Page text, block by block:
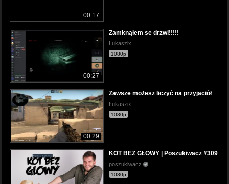
00:17
00:27
Zamknąłem se drzwi!!!!!
Łukaszix
1080p
00:29
Zawsze możesz liczyć na przyjaciół
Łukaszix
1080p
KOT BEZ GŁOWY | Poszukiwacz #309
poszukiwacz
1080p